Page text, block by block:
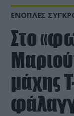
ΕΝΟΠΛΕΣ
Στο
μάχης